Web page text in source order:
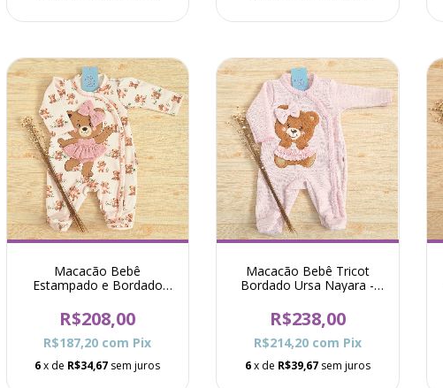
Macacão Bebê
Estampado e Bordado
R$208,00
R$187,20 com Pix
6x de R$34,67 sem juros
Macacão Bebê Tricot
Bordado Ursa Nayara -
R$238,00
R$214,20 com Pix
6x de R$39,67 sem juros